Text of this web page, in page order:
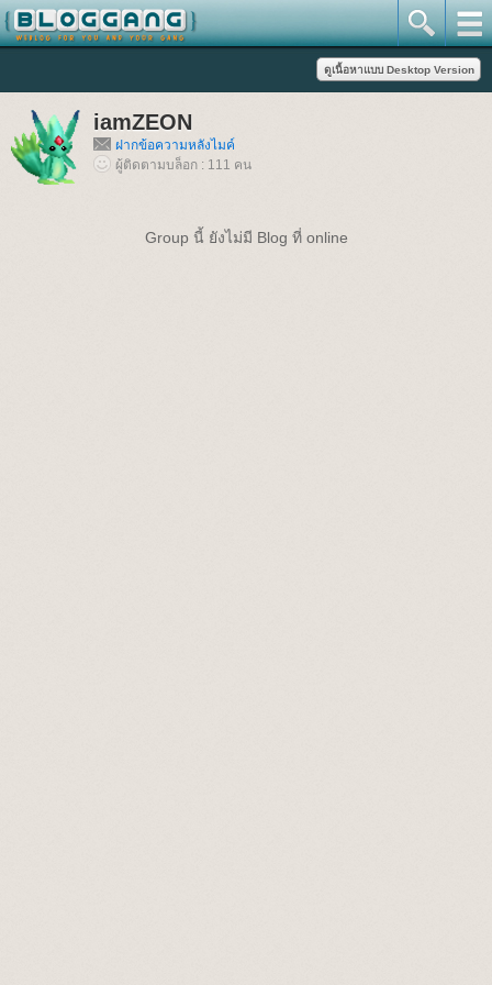
iamZEON
ฝากข้อความหลังไมค์
ผู้ติดตามบล็อก : 111 คน
Group นี้ ยังไม่มี Blog ที่ online